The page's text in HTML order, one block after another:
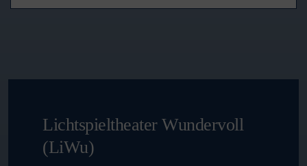
Lichtspieltheater Wundervoll
(LiWu)